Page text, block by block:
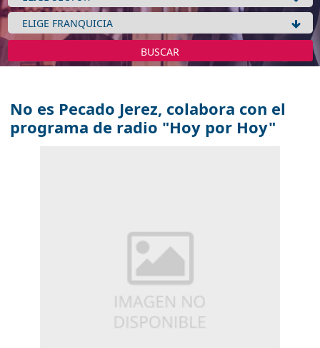
BUSCAR
No es Pecado Jerez, colabora con el
programa de radio "Hoy por Hoy"